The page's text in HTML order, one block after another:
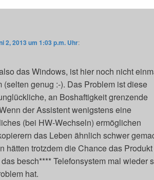
2, 2013 um 1:03 p.m. Uhr:
das Windows, ist hier noch nicht
genug :-). Das Problem ist diese
an Boshaftigkeit grenzende
der Assistent wenigstens eine
(bei HW-Wechseln) ermöglichen
das Leben ähnlich schwer
hätten trotzdem die Chance das Produkt
besch**** Telefonsystem mal wieder
hat.